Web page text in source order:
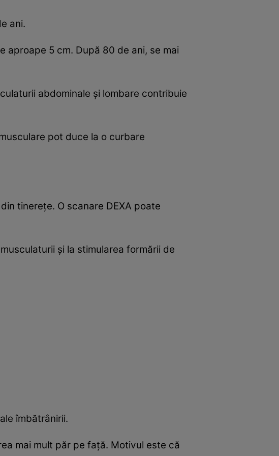
ani.
aproape 5 cm. După 80 de ani, se mai
abdominale și lombare contribuie
pot duce la o curbare
tinerețe. O scanare DEXA poate
și la stimularea formării de
îmbătrânirii.
mai mult păr pe față. Motivul este că